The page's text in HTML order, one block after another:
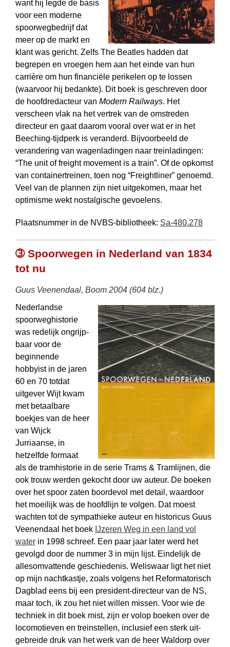
want hij legde de basis
voor een moderne
spoorwegbedrijf dat
meer op de markt en
klant was gericht. Zelfs The Beatles hadden dat
begrepen en vroegen hem aan het einde van hun
carrière om hun financiële perikelen op te lossen
(waarvoor hij bedankte). Dit boek is geschreven door
de hoofdredacteur van Modern Railways. Het
verscheen vlak na het vertrek van de omstreden
directeur en gaat daarom vooral over wat er in het
Beeching-tijdperk is veranderd. Bijvoorbeeld de
verandering van wagenladingen naar treinladingen:
“The unit of freight movement is a train”. Of de opkomst
van containertreinen, toen nog “Freightliner” genoemd.
Veel van de plannen zijn niet uitgekomen, maar het
optimisme wekt nostalgische gevoelens.
Plaatsnummer in de NVBS-bibliotheek: Sa-480.278
➂ Spoorwegen in Nederland van 1834
tot nu
Guus Veenendaal, Boom 2004 (604 blz.)
Nederlandse
spoorweghistorie
was redelijk ongrijp­
baar voor de
beginnende
hobbyist in de jaren
60 en 70 totdat
uitgever Wijt kwam
met betaalbare
boekjes van de heer
van Wijck
Jurriaanse, in
hetzelfde formaat
als de tramhistorie in de serie Trams & Tramlijnen, die
ook trouw werden gekocht door uw auteur. De boeken
over het spoor zaten boordevol met detail, waardoor
het moeilijk was de hoofdlijn te volgen. Dat moest
wachten tot de sympathieke auteur en historicus Guus
Veenendaal het boek IJzeren Weg in een land vol
water in 1998 schreef. Een paar jaar later werd het
gevolgd door de nummer 3 in mijn lijst. Eindelijk de
alles­omvattende geschiedenis. Weliswaar ligt het niet
op mijn nachtkastje, zoals volgens het Reformatorisch
Dagblad eens bij een president-directeur van de NS,
maar toch, ik zou het niet willen missen. Voor wie de
techniek in dit boek mist, zijn er volop boeken over de
locomotieven en treinstellen, inclusief een sterk uit­
gebreide druk van het werk van de heer Waldorp over